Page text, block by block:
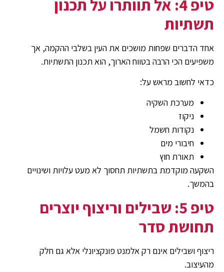
טיפ 4: אל תוותרו על תכנון
תשתיות
אחד הדברים שפחות מושכים את העין בשלבי ההקמה, אך
משפיעים הכי הרבה בטווח הארוך, הוא תכנון התשתיות.
כדאי לחשוב מראש על:
מערכת השקיה
ניקוז
נקודות חשמל
חיבורי מים
תאורת חוץ
השקעה מוקדמת בתשתיות תחסוך לא מעט עלויות ושינויים
בהמשך.
טיפ 5: שבילים וריצוף יוצרים
תחושת סדר
ריצוף ושבילים אינם רק אלמנט פונקציונלי אלא גם חלק
מהעיצוב.